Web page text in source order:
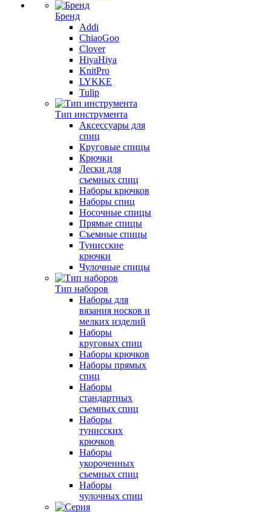
Бренд
Addi
ChiaoGoo
Clover
HiyaHiya
KnitPro
LYKKE
Tulip
Тип инструмента
Аксессуары для
спиц
Круговые спицы
Крючки
Лески для
съемных спиц
Наборы крючков
Наборы спиц
Носочные спицы
Прямые спицы
Съемные спицы
Тунисские
крючки
Чулочные спицы
Тип наборов
Наборы для
вязания носков и
мелких изделий
Наборы
круговых спиц
Наборы крючков
Наборы прямых
спиц
Наборы
стандартных
съемных спиц
Наборы
тунисских
крючков
Наборы
укороченных
съемных спиц
Наборы
чулочных спиц